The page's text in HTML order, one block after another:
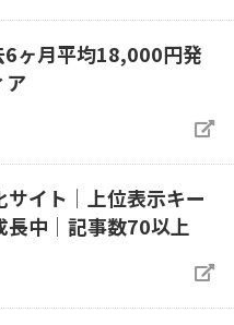
6ヶ月平均18,000円発
ア
サイト│上位表示キー
中│記事数70以上